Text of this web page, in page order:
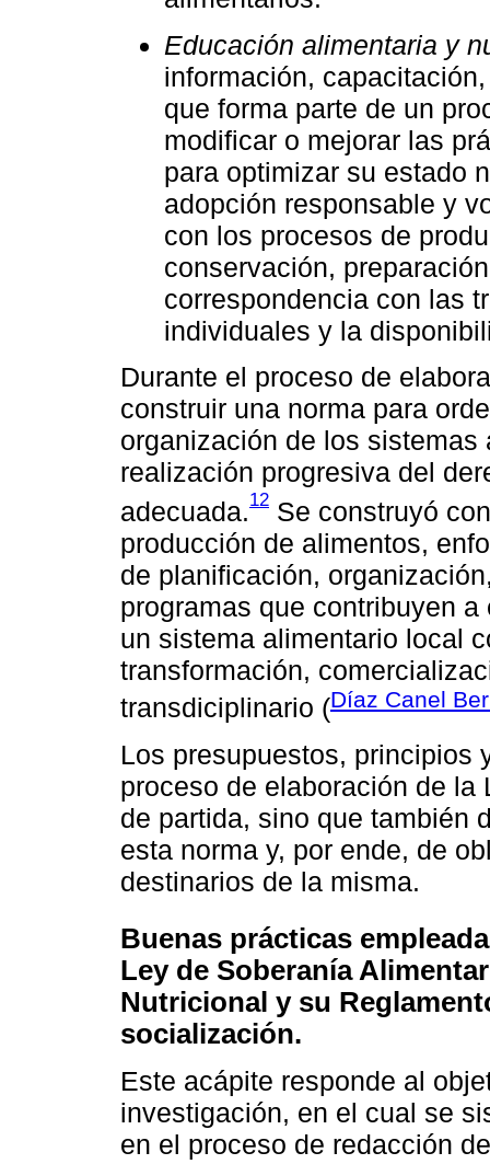
Educación alimentaria y
información,
que forma parte de un
modificar o mejorar las
para optimizar su estado
adopción responsable y
con los procesos de
conservación,
correspondencia con las
individuales y la
Durante el proceso de
construir una norma para
organización de los
realización progresiva del
adecuada.12 Se construyó
producción de alimentos,
de planificación,
programas que contribuyen
un sistema alimentario local
transformación,
transdiciplinario (Díaz Canel
Los presupuestos, principios
proceso de elaboración de la
de partida, sino que también
esta norma y, por ende, de
destinarios de la misma.
Buenas prácticas
Ley de Soberanía
Nutricional y su
socialización.
Este acápite responde al
investigación, en el cual se
en el proceso de redacción